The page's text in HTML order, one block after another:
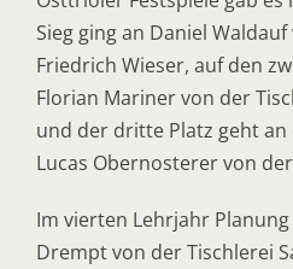
Sieg ging an Daniel
Friedrich Wieser, auf den
Florian Mariner von der
und der dritte Platz geht
Lucas Obernosterer von
Im vierten Lehrjahr
Drempt von der Tischlerei